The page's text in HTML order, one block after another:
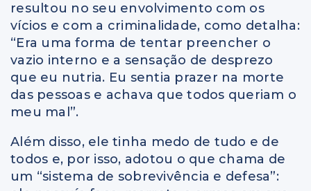
resultou no seu envolvimento com os
vícios e com a criminalidade, como detalha:
“Era uma forma de tentar preencher o
vazio interno e a sensação de desprezo
que eu nutria. Eu sentia prazer na morte
das pessoas e achava que todos queriam o
meu mal”.
Além disso, ele tinha medo de tudo e de
todos e, por isso, adotou o que chama de
um “sistema de sobrevivência e defesa”: